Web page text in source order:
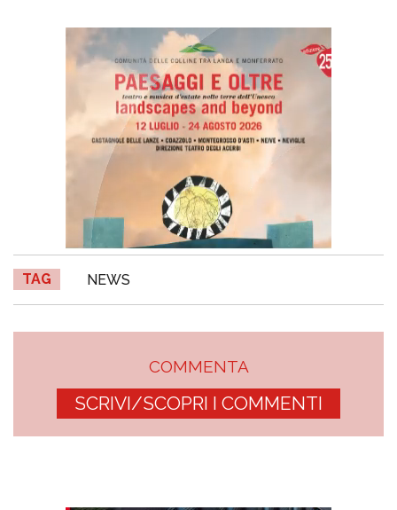
TAG NEWS
COMMENTA
SCRIVI/SCOPRI I COMMENTI